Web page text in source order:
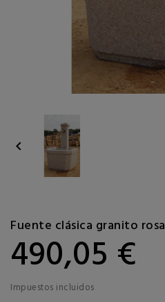

Fuente clásica granito rosa
490,05 €
Impuestos incluidos